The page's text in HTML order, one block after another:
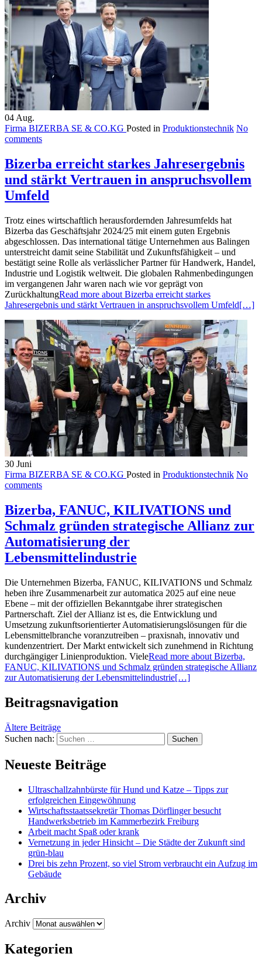
04 Aug.
Firma BIZERBA SE & CO.KG Posted in Produktionstechnik No
comments
Bizerba erreicht starkes Jahresergebnis
und stärkt Vertrauen in anspruchsvollem
Umfeld
Trotz eines wirtschaftlich herausfordernden Jahresumfelds hat
Bizerba das Geschäftsjahr 2024/25 mit einem guten Ergebnis
abgeschlossen. Das international tätige Unternehmen aus Balingen
unterstreicht damit seine Stabilität und Zukunftsfähigkeit – und
bestätigt seine Rolle als verlässlicher Partner für Handwerk, Handel,
Industrie und Logistik weltweit. Die globalen Rahmenbedingungen
im vergangenen Jahr waren nach wie vor geprägt von
ZurückhaltungRead more about Bizerba erreicht starkes
Jahresergebnis und stärkt Vertrauen in anspruchsvollem Umfeld[…]
30 Juni
Firma BIZERBA SE & CO.KG Posted in Produktionstechnik No
comments
Bizerba, FANUC, KILIVATIONS und
Schmalz gründen strategische Allianz zur
Automatisierung der
Lebensmittelindustrie
Die Unternehmen Bizerba, FANUC, KILIVATIONS und Schmalz
heben ihre Zusammenarbeit zur automatica 2025 auf eine neue
Ebene – mit der offiziellen Bekanntgabe ihrer strategischen
Partnerschaft. Ziel der Allianz ist es, die Entwicklung und
Umsetzung zukunftsorientierter Automatisierungslösungen für die
Lebensmittelbranche voranzutreiben – praxisnah, innovativ und
kundenzentriert. Der Markt entwickelt sich zunehmend in Richtung
durchgängiger Linienproduktion. VieleRead more about Bizerba,
FANUC, KILIVATIONS und Schmalz gründen strategische Allianz
zur Automatisierung der Lebensmittelindustrie[…]
Beitragsnavigation
Ältere Beiträge
Suchen nach:
Neueste Beiträge
Ultraschallzahnbürste für Hund und Katze – Tipps zur
erfolgreichen Eingewöhnung
Wirtschaftsstaatssekretär Thomas Dörflinger besucht
Handwerksbetrieb im Kammerbezirk Freiburg
Arbeit macht Spaß oder krank
Vernetzung in jeder Hinsicht – Die Städte der Zukunft sind
grün-blau
Drei bis zehn Prozent, so viel Strom verbraucht ein Aufzug im
Gebäude
Archiv
Archiv
Kategorien